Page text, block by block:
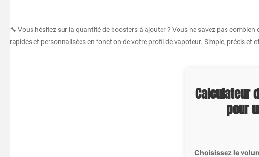
🔧 Vous hésitez sur la quantité de boosters à ajouter ? Vous ne savez pas
rapides et personnalisées en fonction de votre profil de vapoteur. Simple, précis et
Calculateur
pour
Choisissez le